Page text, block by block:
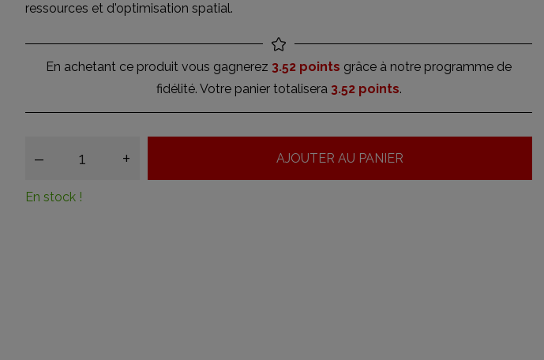
ressources et d'optimisation spatial.
En achetant ce produit vous gagnerez 3.52 points grâce à notre programme de
fidélité. Votre panier totalisera 3.52 points.
– + AJOUTER AU PANIER
En stock !